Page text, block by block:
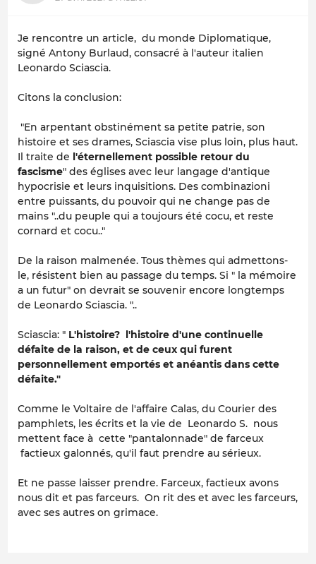
Je rencontre un article, du monde Diplomatique,
signé Antony Burlaud, consacré à l'auteur italien
Leonardo Sciascia.
Citons la conclusion:
"En arpentant obstinément sa petite patrie, son
histoire et ses drames, Sciascia vise plus loin, plus haut.
Il traite de l'éternellement possible retour du
fascisme" des églises avec leur langage d'antique
hypocrisie et leurs inquisitions. Des combinazioni
entre puissants, du pouvoir qui ne change pas de
mains "..du peuple qui a toujours été cocu, et reste
cornard et cocu.."
De la raison malmenée. Tous thèmes qui admettons-
le, résistent bien au passage du temps. Si " la mémoire
a un futur" on devrait se souvenir encore longtemps
de Leonardo Sciascia. "..
Sciascia: " L'histoire? l'histoire d'une continuelle
défaite de la raison, et de ceux qui furent
personnellement emportés et anéantis dans cette
défaite."
Comme le Voltaire de l'affaire Calas, du Courier des
pamphlets, les écrits et la vie de Leonardo S. nous
mettent face à cette "pantalonnade" de farceux
factieux galonnés, qu'il faut prendre au sérieux.
Et ne passe laisser prendre. Farceux, factieux avons
nous dit et pas farceurs. On rit des et avec les farceurs,
avec ses autres on grimace.